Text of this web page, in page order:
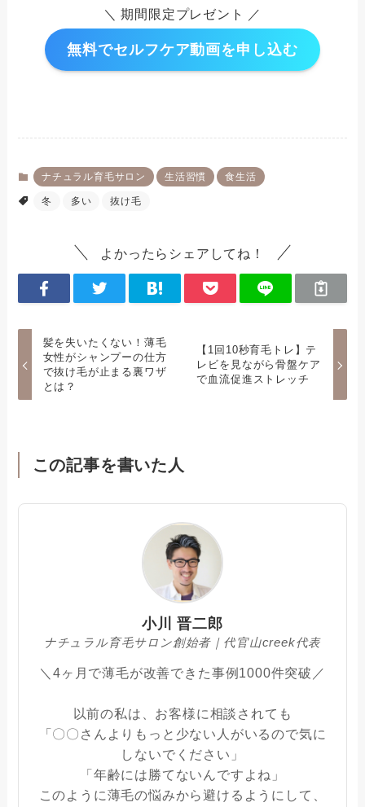
＼ 期間限定プレゼント ／
無料でセルフケア動画を申し込む
ナチュラル育毛サロン 生活習慣 食生活
冬 多い 抜け毛
よかったらシェアしてね！
髪を失いたくない！薄毛
女性がシャンプーの仕方
で抜け毛が止まる裏ワザ
とは？
【1回10秒育毛トレ】テ
レビを見ながら骨盤ケア
で血流促進ストレッチ
この記事を書いた人
小川 晋二郎
ナチュラル育毛サロン創始者｜代官山creek代表
＼4ヶ月で薄毛が改善できた事例1000件突破／
以前の私は、お客様に相談されても
「〇〇さんよりもっと少ない人がいるので気に
しないでください」
「年齢には勝てないんですよね」
このように薄毛の悩みから避けるようにして、